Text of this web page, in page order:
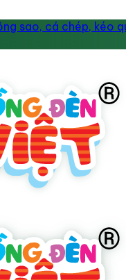
sao, cá chép, kéo